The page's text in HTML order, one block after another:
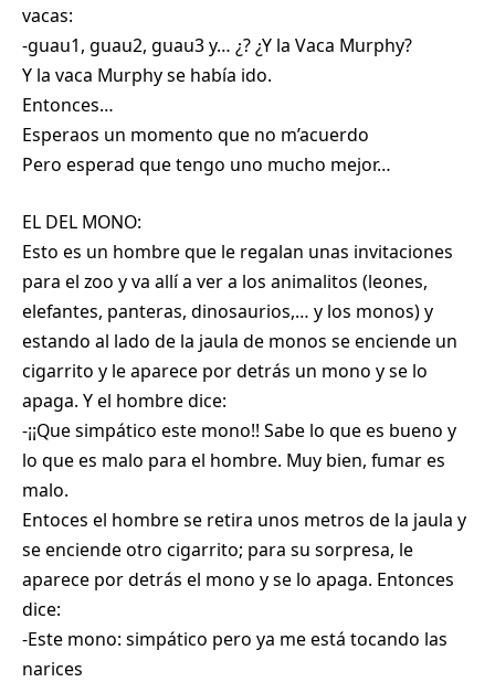
vacas:
-guau1, guau2, guau3 y… ¿? ¿Y la Vaca Murphy?
Y la vaca Murphy se había ido.
Entonces…
Esperaos un momento que no m’acuerdo
Pero esperad que tengo uno mucho mejor…
EL DEL MONO:
Esto es un hombre que le regalan unas invitaciones
para el zoo y va allí a ver a los animalitos (leones,
elefantes, panteras, dinosaurios,… y los monos) y
estando al lado de la jaula de monos se enciende un
cigarrito y le aparece por detrás un mono y se lo
apaga. Y el hombre dice:
-¡¡Que simpático este mono!! Sabe lo que es bueno y
lo que es malo para el hombre. Muy bien, fumar es
malo.
Entoces el hombre se retira unos metros de la jaula y
se enciende otro cigarrito; para su sorpresa, le
aparece por detrás el mono y se lo apaga. Entonces
dice:
-Este mono: simpático pero ya me está tocando las
narices